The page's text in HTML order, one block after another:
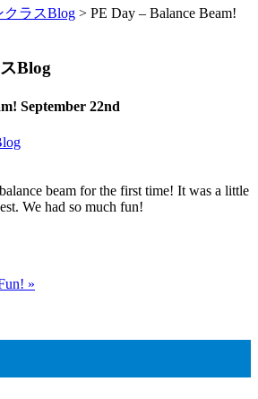
クラスBlog > PE Day – Balance Beam!
Blog
September 22nd
beam for the first time! It was a little
We had so much fun!
»